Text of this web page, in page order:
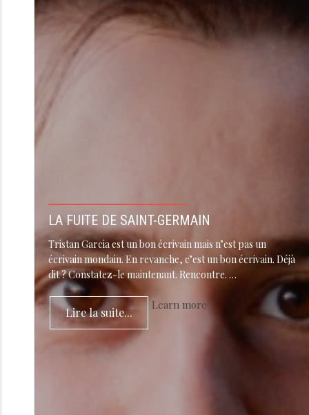
LA FUITE DE SAINT-GERMAIN
Tristan Garcia est un bon écrivain mais n’est pas un
écrivain mondain. En revanche, c’est un bon écrivain. Déjà
dit ? Constatez-le maintenant. Rencontre. …
Lire la suite...
Learn more